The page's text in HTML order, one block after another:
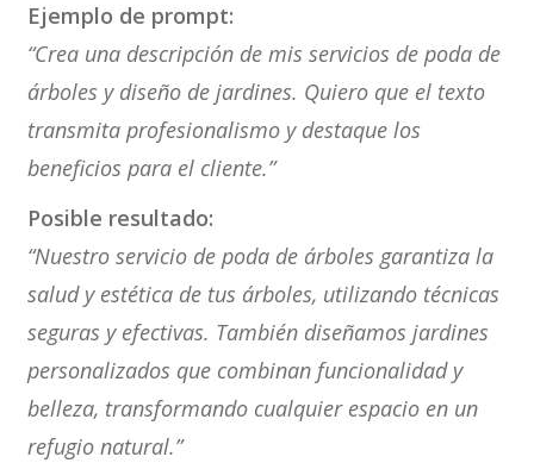
Ejemplo de prompt:
“Crea una descripción de mis servicios de poda de
árboles y diseño de jardines. Quiero que el texto
transmita profesionalismo y destaque los
beneficios para el cliente.”
Posible resultado:
“Nuestro servicio de poda de árboles garantiza la
salud y estética de tus árboles, utilizando técnicas
seguras y efectivas. También diseñamos jardines
personalizados que combinan funcionalidad y
belleza, transformando cualquier espacio en un
refugio natural.”